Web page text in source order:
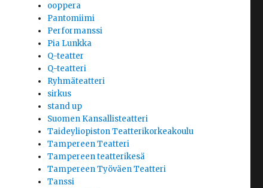
ooppera
Pantomiimi
Performanssi
Pia Lunkka
Q-teatter
Q-teatteri
Ryhmäteatteri
sirkus
stand up
Suomen Kansallisteatteri
Taideyliopiston Teatterikorkeakoulu
Tampereen Teatteri
Tampereen teatterikesä
Tampereen Työväen Teatteri
Tanssi